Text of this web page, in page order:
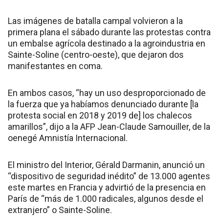
Las imágenes de batalla campal volvieron a la
primera plana el sábado durante las protestas contra
un embalse agrícola destinado a la agroindustria en
Sainte-Soline (centro-oeste), que dejaron dos
manifestantes en coma.
En ambos casos, “hay un uso desproporcionado de
la fuerza que ya habíamos denunciado durante [la
protesta social en 2018 y 2019 de] los chalecos
amarillos”, dijo a la AFP Jean-Claude Samouiller, de la
oenegé Amnistía Internacional.
El ministro del Interior, Gérald Darmanin, anunció un
“dispositivo de seguridad inédito” de 13.000 agentes
este martes en Francia y advirtió de la presencia en
París de “más de 1.000 radicales, algunos desde el
extranjero” o Sainte-Soline.